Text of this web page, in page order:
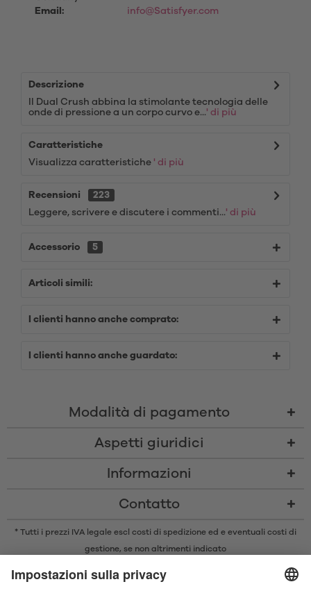
Email:
info@Satisfyer.com
Descrizione
Il Dual Crush abbina la stimolante tecnologia delle
onde di pressione a un corpo curvo e...' di più
Caratteristiche
Visualizza caratteristiche ' di più
Recensioni
223
Leggere, scrivere e discutere i commenti...' di più
Accessorio 5
Articoli simili:
I clienti hanno anche comprato:
I clienti hanno anche guardato:
Modalità di pagamento
Aspetti giuridici
Informazioni
Contatto
* Tutti i prezzi IVA legale escl costi di spedizione ed e eventuali costi di
gestione, se non altrimenti indicato
Bluetooth SIG, Inc. e qualsiasi utilizzo di tali marchi da parte di Satisfyer